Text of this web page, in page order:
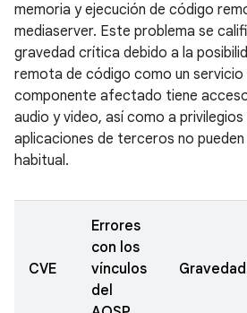
memoria y ejecución de código
mediaserver. Este problema se
gravedad crítica debido a la
remota de código como un servicio
componente afectado tiene
audio y video, así como a privilegios
aplicaciones de terceros no
habitual.
CVE
Errores
con los
vínculos
del
Gravedad